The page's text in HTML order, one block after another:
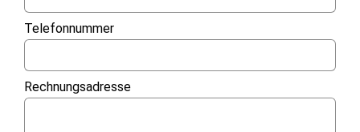
Telefonnummer
Rechnungsadresse